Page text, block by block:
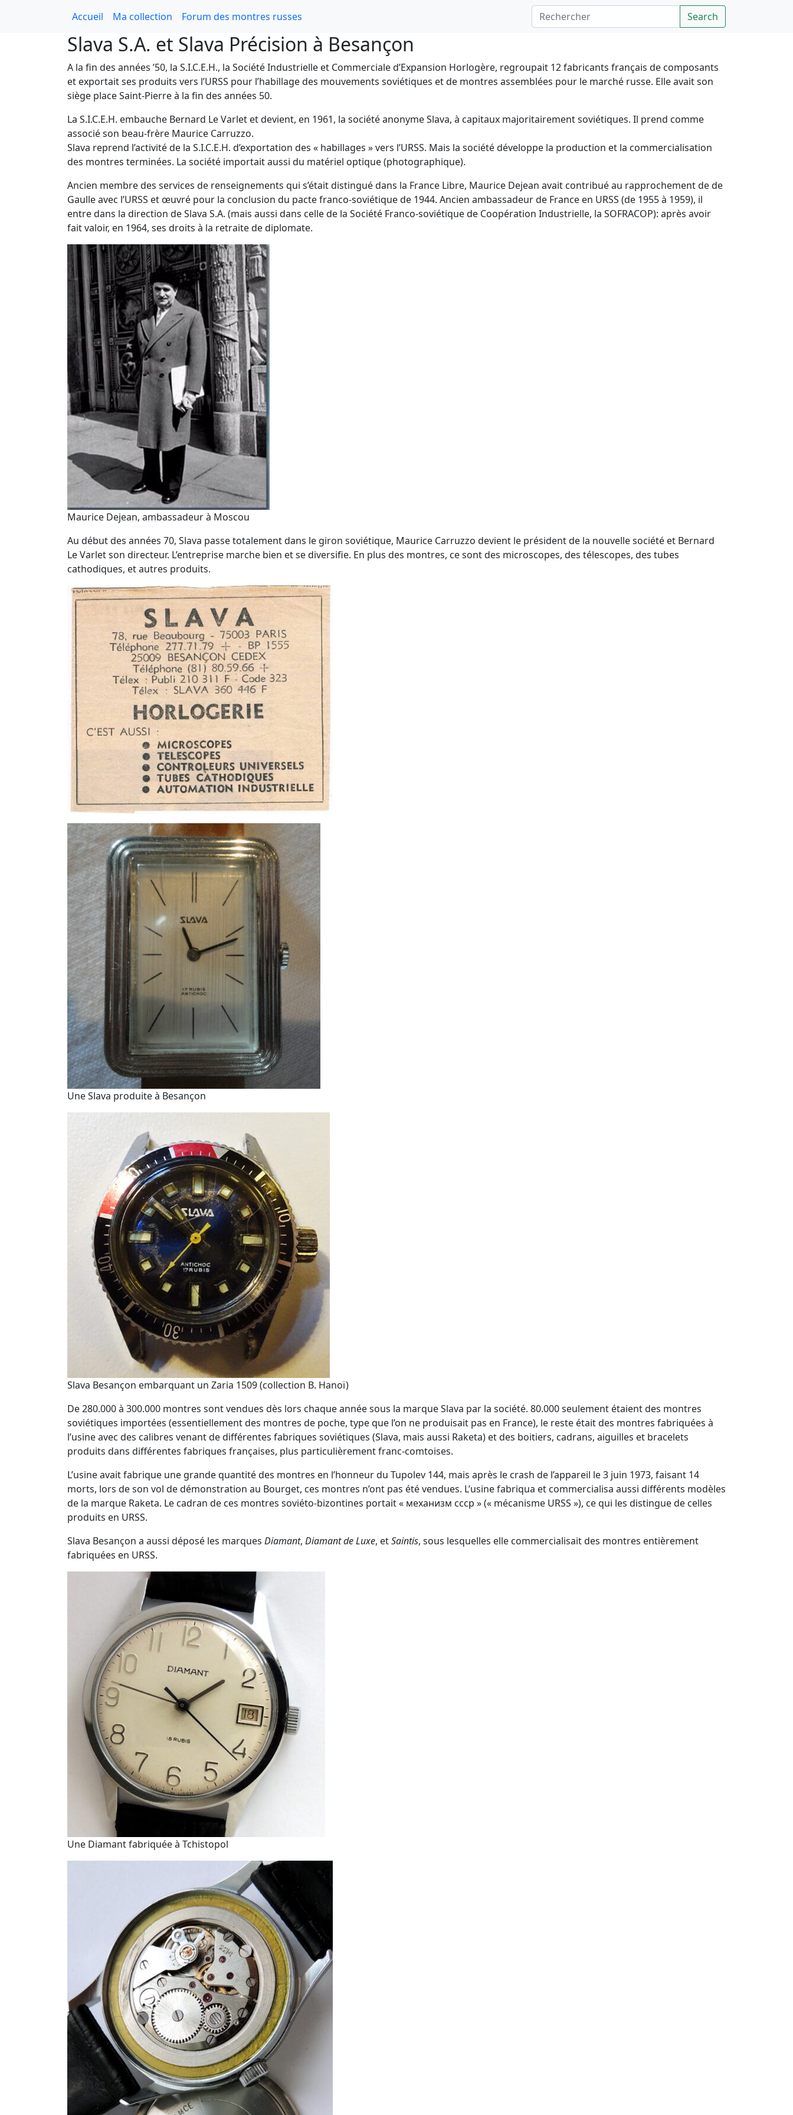
Accueil Ma collection Forum des montres russes Rechercher
Search
Slava S.A. et Slava Précision à Besançon
A la fin des années ’50, la S.I.C.E.H., la Société Industrielle et Commerciale d’Expansion Horlogère, regroupait 12 fabricants français de composants
et exportait ses produits vers l’URSS pour l’habillage des mouvements soviétiques et de montres assemblées pour le marché russe. Elle avait son
siège place Saint-Pierre à la fin des années 50.
La S.I.C.E.H. embauche Bernard Le Varlet et devient, en 1961, la société anonyme Slava, à capitaux majoritairement soviétiques. Il prend comme
associé son beau-frère Maurice Carruzzo.
Slava reprend l’activité de la S.I.C.E.H. d’exportation des « habillages » vers l’URSS. Mais la société développe la production et la commercialisation
des montres terminées. La société importait aussi du matériel optique (photographique).
Ancien membre des services de renseignements qui s’était distingué dans la France Libre, Maurice Dejean avait contribué au rapprochement de de
Gaulle avec l’URSS et œuvré pour la conclusion du pacte franco-soviétique de 1944. Ancien ambassadeur de France en URSS (de 1955 à 1959), il
entre dans la direction de Slava S.A. (mais aussi dans celle de la Société Franco-soviétique de Coopération Industrielle, la SOFRACOP): après avoir
fait valoir, en 1964, ses droits à la retraite de diplomate.
Maurice Dejean, ambassadeur à Moscou
Au début des années 70, Slava passe totalement dans le giron soviétique, Maurice Carruzzo devient le président de la nouvelle société et Bernard
Le Varlet son directeur. L’entreprise marche bien et se diversifie. En plus des montres, ce sont des microscopes, des télescopes, des tubes
cathodiques, et autres produits.
Une Slava produite à Besançon
Slava Besançon embarquant un Zaria 1509 (collection B. Hanoï)
De 280.000 à 300.000 montres sont vendues dès lors chaque année sous la marque Slava par la société. 80.000 seulement étaient des montres
soviétiques importées (essentiellement des montres de poche, type que l’on ne produisait pas en France), le reste était des montres fabriquées à
l’usine avec des calibres venant de différentes fabriques soviétiques (Slava, mais aussi Raketa) et des boitiers, cadrans, aiguilles et bracelets
produits dans différentes fabriques françaises, plus particulièrement franc-comtoises.
L’usine avait fabrique une grande quantité des montres en l’honneur du Tupolev 144, mais après le crash de l’appareil le 3 juin 1973, faisant 14
morts, lors de son vol de démonstration au Bourget, ces montres n’ont pas été vendues. L’usine fabriqua et commercialisa aussi différents modèles
de la marque Raketa. Le cadran de ces montres soviéto-bizontines portait « механизм cccp » (« mécanisme URSS »), ce qui les distingue de celles
produits en URSS.
Slava Besançon a aussi déposé les marques Diamant, Diamant de Luxe, etSaintis, sous lesquelles elle commercialisait des montres entièrement
fabriquées en URSS.
Une Diamant fabriquée à Tchistopol